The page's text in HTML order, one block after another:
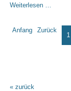
Weiterlesen …
Holger
Scholze
Anfang Zurück
1
« zurück